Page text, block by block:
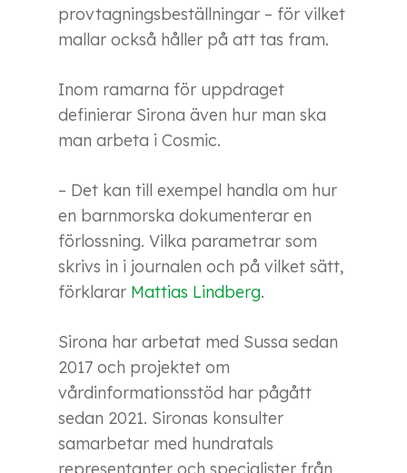
provtagningsbeställningar – för vilket
mallar också håller på att tas fram.
Inom ramarna för uppdraget
definierar Sirona även hur man ska
man arbeta i Cosmic.
– Det kan till exempel handla om hur
en barnmorska dokumenterar en
förlossning. Vilka parametrar som
skrivs in i journalen och på vilket sätt,
förklarar Mattias Lindberg.
Sirona har arbetat med Sussa sedan
2017 och projektet om
vårdinformationsstöd har pågått
sedan 2021. Sironas konsulter
samarbetar med hundratals